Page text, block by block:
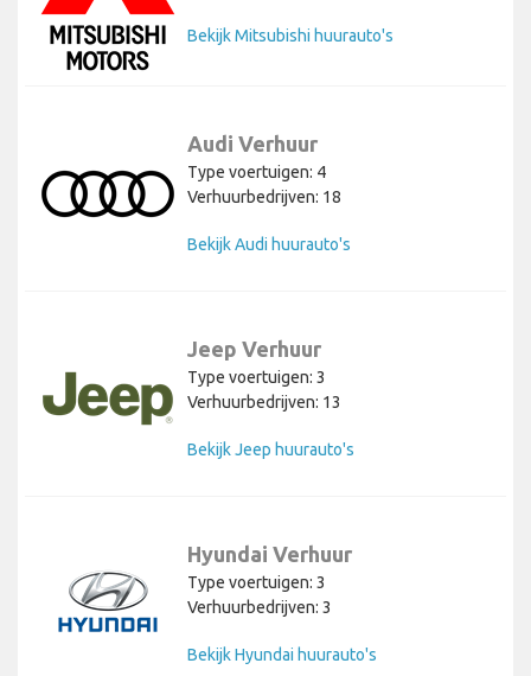
Bekijk Mitsubishi huurauto's
Audi Verhuur
Type voertuigen: 4
Verhuurbedrijven: 18
Bekijk Audi huurauto's
Jeep Verhuur
Type voertuigen: 3
Verhuurbedrijven: 13
Bekijk Jeep huurauto's
Hyundai Verhuur
Type voertuigen: 3
Verhuurbedrijven: 3
Bekijk Hyundai huurauto's